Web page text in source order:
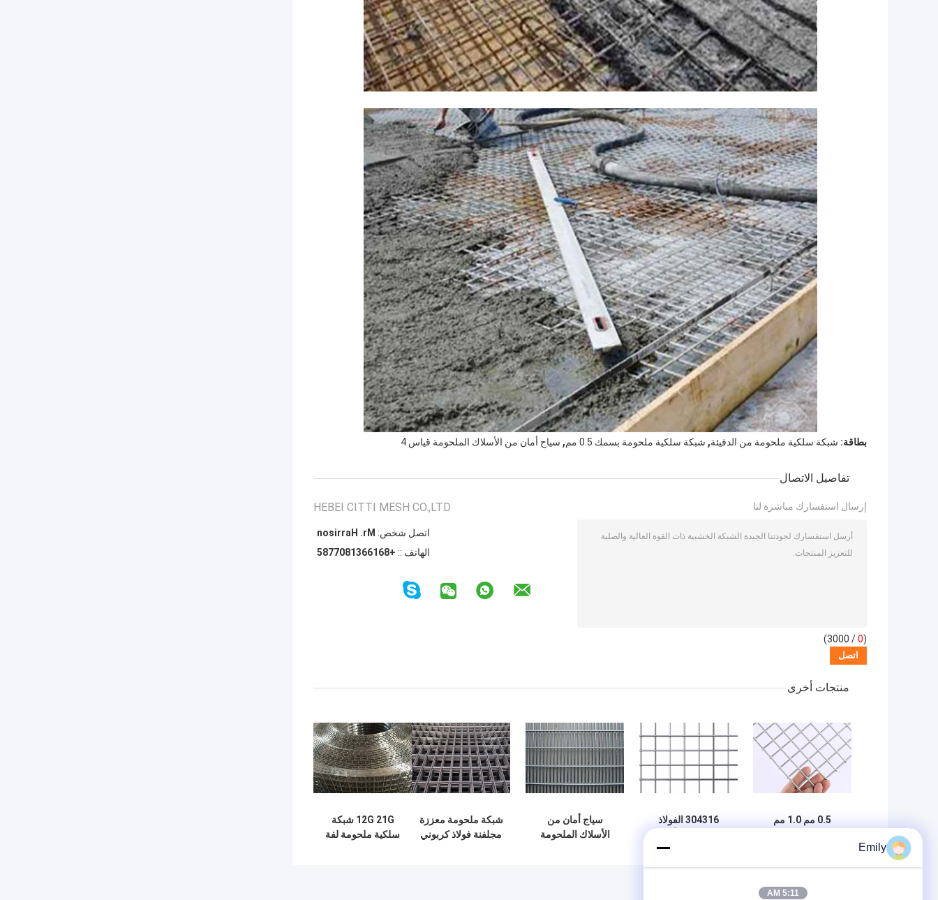
بطاقة: شبكة سلكية ملحومة من الدفيئة, شبكة سلكية ملحومة بسمك 0.5 مم , سياج أمان من الأسلاك الملحومة قياس 4
تفاصيل الاتصال
HEBEI CITTI MESH CO.,LTD
اتصل شخص: Mr. Harrison
الهاتف :: +8616631807785
إرسال استفسارك مباشرة لنا
(
0
/ 3000)
منتجات أخرى
0.5 مم 1.0 مم
304316 الفولاذ
سلكية ملحومة 0.6
سياج أمان من
الأسلاك الملحومة
شبكة ملحومة معززة
مجلفنة فولاذ كربوني
12G 21G شبكة
سلكية ملحومة لفة
Emily
5:11 AM